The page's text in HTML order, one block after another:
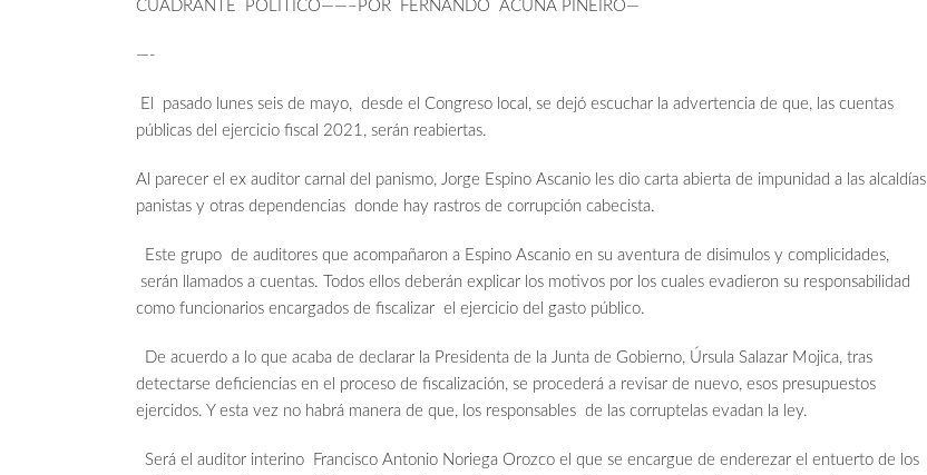
CUADRANTE POLITICO——–POR FERNANDO ACUÑA PIÑEIRO—
—-
El pasado lunes seis de mayo, desde el Congreso local, se dejó escuchar la advertencia de que, las cuentas
públicas del ejercicio fiscal 2021, serán reabiertas.
Al parecer el ex auditor carnal del panismo, Jorge Espino Ascanio les dio carta abierta de impunidad a las alcaldías
panistas y otras dependencias donde hay rastros de corrupción cabecista.
Este grupo de auditores que acompañaron a Espino Ascanio en su aventura de disimulos y complicidades,
serán llamados a cuentas. Todos ellos deberán explicar los motivos por los cuales evadieron su responsabilidad
como funcionarios encargados de fiscalizar el ejercicio del gasto público.
De acuerdo a lo que acaba de declarar la Presidenta de la Junta de Gobierno, Úrsula Salazar Mojica, tras
detectarse deficiencias en el proceso de fiscalización, se procederá a revisar de nuevo, esos presupuestos
ejercidos. Y esta vez no habrá manera de que, los responsables de las corruptelas evadan la ley.
Será el auditor interino Francisco Antonio Noriega Orozco el que se encargue de enderezar el entuerto de los